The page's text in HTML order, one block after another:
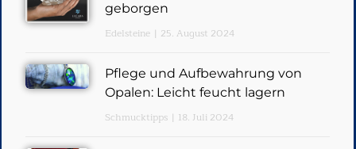
geborgen
Edelsteine 25. August 2024
Pflege und Aufbewahrung von
Opalen: Leicht feucht lagern
Schmucktipps 18. Juli 2024